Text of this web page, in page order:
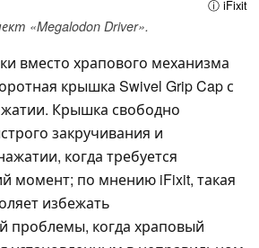
ⓘ iFixit
«Megalodon Driver».
вместо храпового механизма
крышка Swivel Grip Cap с
Крышка свободно
закручивания и
когда требуется
момент; по мнению iFixit, такая
избежать
проблемы, когда храповый